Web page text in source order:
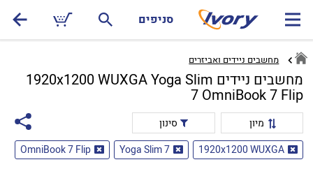
סניפים
מחשבים ניידים ואביזרים
מחשבים ניידים 1920x1200 WUXGA Yoga Slim
7 OmniBook 7 Flip
מיון
סינון
1920x1200 WUXGA
Yoga Slim 7
OmniBook 7 Flip